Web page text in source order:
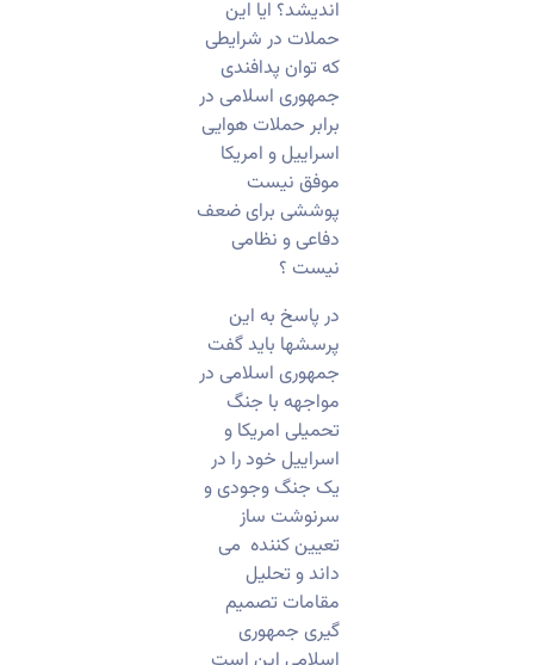
اندیشد؟ ایا این
حملات در شرایطی
که توان پدافندی
جمهوری اسلامی در
برابر حملات هوایی
اسراییل و امریکا
موفق نیست
پوششی برای ضعف
دفاعی و نظامی
نیست ؟
در پاسخ به این
پرسشها باید گفت
جمهوری اسلامی در
مواجهه با جنگ
تحمیلی امریکا و
اسراییل خود را در
یک جنگ وجودی و
سرنوشت ساز
تعیین کننده می
داند و تحلیل
مقامات تصمیم
گیری جمهوری